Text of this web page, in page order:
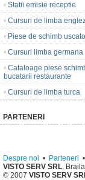
• Statii emisie receptie
• Cursuri de limba
• Piese de schimb
• Cursuri limba germana
• Cataloage piese
bucatarii restaurante
• Cursuri de limba turca
PARTENERI
Despre noi • Parteneri •
VISTO SERV SRL,
© 2007 VISTO SERV